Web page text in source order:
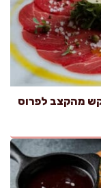
בלי לבקש מהקצב לפרוס